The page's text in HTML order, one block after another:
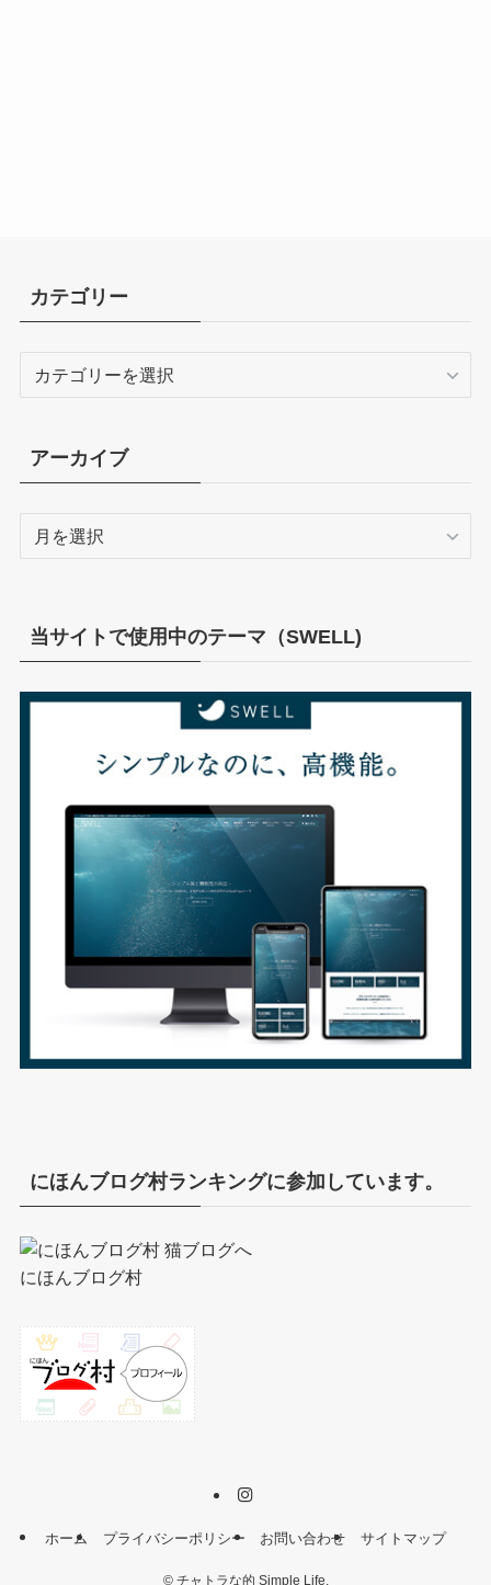
カテゴリー
リ
ー
アーカイブ
ブ当サイトで使用中のテーマ（SWELL)
にほんブログ村ランキングに参加しています。
にほんブログ村
ホーム プライバシーポリシー お問い合わせ サイトマップ
©チャトラな的 Simple Life.